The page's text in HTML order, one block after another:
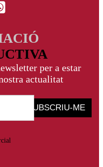
per a estar
actualitat
SUBSCRIU-ME